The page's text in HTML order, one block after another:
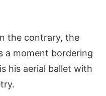
the contrary, the
a moment bordering
his aerial ballet with